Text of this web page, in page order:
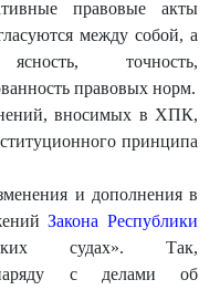
правовые акты
между собой, а
точность,
правовых норм.
вносимых в ХПК,
принципа
и дополнения в
Закона Республики
судах». Так,
наряду с делами об